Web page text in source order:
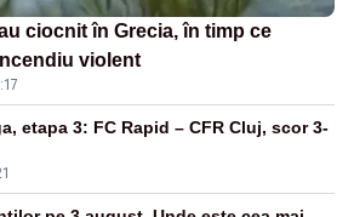
ciocnit în Grecia, în timp ce
violent
etapa 3: FC Rapid – CFR Cluj, scor 3-